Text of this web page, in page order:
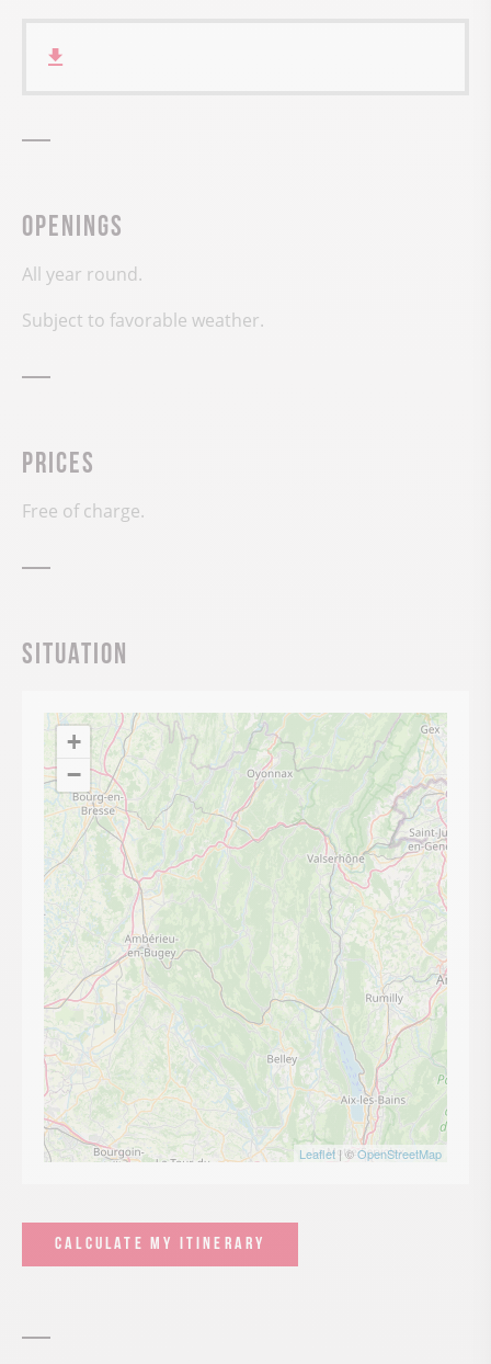
Openings
All year round.
Subject to favorable weather.
Prices
Free of charge.
Situation
+
−
Leaflet | ©OpenStreetMap
CALCULATE MY ITINERARY